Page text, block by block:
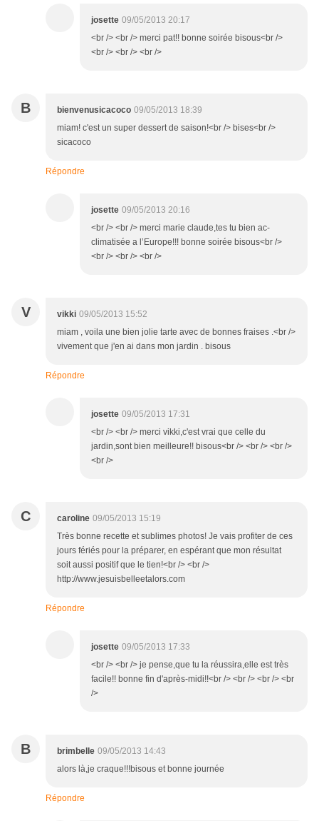
josette 09/05/2013 20:17
<br /> <br /> merci pat!! bonne soirée bisous<br />
<br /> <br /> <br />
B bienvenusicacoco 09/05/2013 18:39
miam! c'est un super dessert de saison!<br /> bises<br />
sicacoco
Répondre
josette 09/05/2013 20:16
<br /> <br /> merci marie claude,tes tu bien ac-
climatisée a l’Europe!!! bonne soirée bisous<br />
<br /> <br /> <br />
V vikki 09/05/2013 15:52
miam , voila une bien jolie tarte avec de bonnes fraises .<br />
vivement que j'en ai dans mon jardin . bisous
Répondre
josette 09/05/2013 17:31
<br /> <br /> merci vikki,c'est vrai que celle du
jardin,sont bien meilleure!! bisous<br /> <br /> <br />
<br />
C caroline 09/05/2013 15:19
Très bonne recette et sublimes photos! Je vais profiter de ces
jours fériés pour la préparer, en espérant que mon résultat
soit aussi positif que le tien!<br /> <br />
http://www.jesuisbelleetalors.com
Répondre
josette 09/05/2013 17:33
<br /> <br /> je pense,que tu la réussira,elle est très
facile!! bonne fin d'après-midi!!<br /> <br /> <br /> <br
/>
B brimbelle 09/05/2013 14:43
alors là,je craque!!!bisous et bonne journée
Répondre